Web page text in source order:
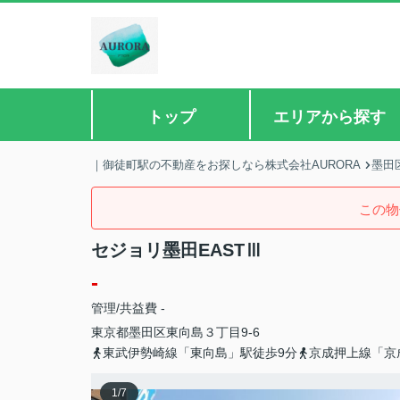
トップ エリアから探す
｜御徒町駅の不動産をお探しなら株式会社AURORA 墨田
この
セジョリ墨田EASTⅢ
-
管理/共益費 -
東京都墨田区東向島 ３丁目9-6
東武伊勢崎線「東向島」駅徒歩9分
京成押上線「
1/7